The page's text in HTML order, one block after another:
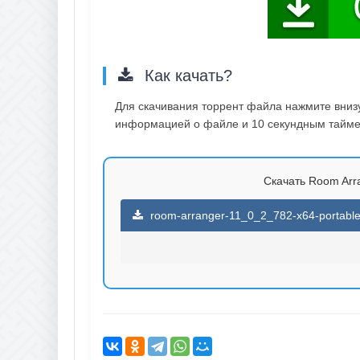
Как качать?
Для скачивания торрент файла нажмите
информацией о файле и 10 секундным
Скачать Room
room-arranger-11_0_2_782-x64-